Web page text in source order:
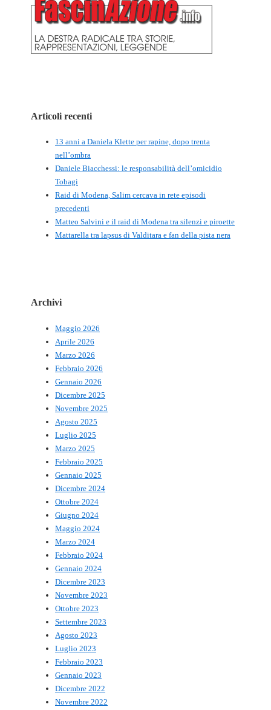
Articoli recenti
13 anni a Daniela Klette per rapine, dopo trenta
nell’ombra
Daniele Biacchessi: le responsabilità dell’omicidio
Tobagi
Raid di Modena, Salim cercava in rete episodi
precedenti
Matteo Salvini e il raid di Modena tra silenzi e piroette
Mattarella tra lapsus di Valditara e fan della pista nera
Archivi
Maggio 2026
Aprile 2026
Marzo 2026
Febbraio 2026
Gennaio 2026
Dicembre 2025
Novembre 2025
Agosto 2025
Luglio 2025
Marzo 2025
Febbraio 2025
Gennaio 2025
Dicembre 2024
Ottobre 2024
Giugno 2024
Maggio 2024
Marzo 2024
Febbraio 2024
Gennaio 2024
Dicembre 2023
Novembre 2023
Ottobre 2023
Settembre 2023
Agosto 2023
Luglio 2023
Febbraio 2023
Gennaio 2023
Dicembre 2022
Novembre 2022